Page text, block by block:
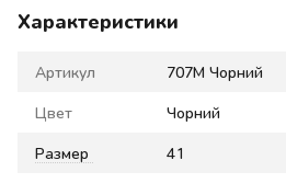
Характеристики
Артикул 707M Чорний
Цвет Чорний
Размер 41